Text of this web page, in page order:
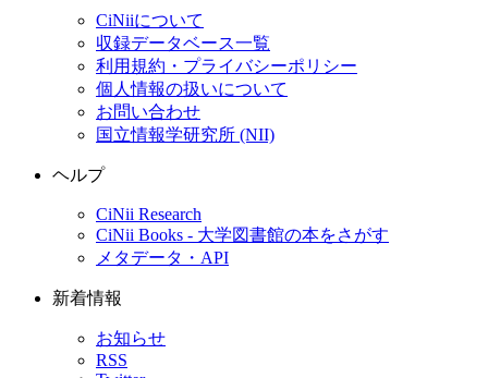
CiNiiについて
収録データベース一覧
利用規約・プライバシーポリシー
個人情報の扱いについて
お問い合わせ
国立情報学研究所 (NII)
ヘルプ
CiNii Research
CiNii Books - 大学図書館の本をさがす
メタデータ・API
新着情報
お知らせ
RSS